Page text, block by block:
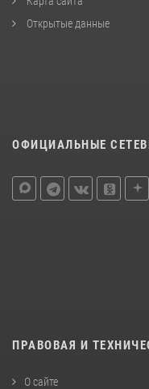
Открытые данные
ОФИЦИАЛЬНЫЕ
ПРАВОВАЯ И
О сайте